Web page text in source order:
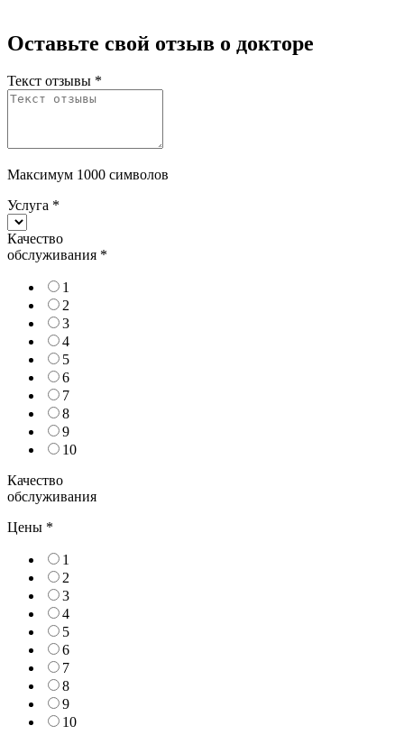
Оставьте свой отзыв о докторе
Текст отзывы *
Максимум 1000 символов
Услуга *
Качество
обслуживания *
1
2
3
4
5
6
7
8
9
10
Качество
обслуживания
Цены *
1
2
3
4
5
6
7
8
9
10